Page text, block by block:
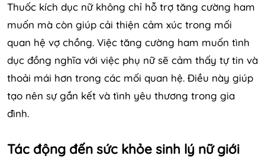
Thuốc kích dục nữ không chỉ hỗ trợ tăng cường ham
muốn mà còn giúp cải thiện cảm xúc trong mối
quan hệ vợ chồng. Việc tăng cường ham muốn tình
dục đồng nghĩa với việc phụ nữ sẽ cảm thấy tự tin và
thoải mái hơn trong các mối quan hệ. Điều này giúp
tạo nên sự gắn kết và tình yêu thương trong gia
đình.
Tác động đến sức khỏe sinh lý nữ giới